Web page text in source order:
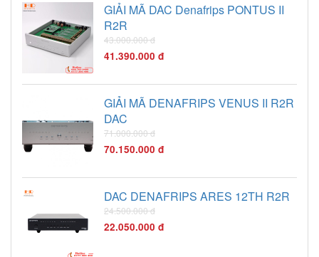
GIẢI MÃ DAC Denafrips PONTUS II
R2R
43.000.000 đ
41.390.000 đ
GIẢI MÃ DENAFRIPS VENUS II R2R
DAC
71.000.000 đ
70.150.000 đ
DAC DENAFRIPS ARES 12TH R2R
24.500.000 đ
22.050.000 đ